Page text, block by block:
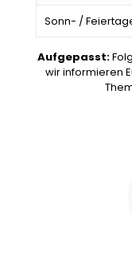
Sonn- /
Aufgepasst:
wir informieren